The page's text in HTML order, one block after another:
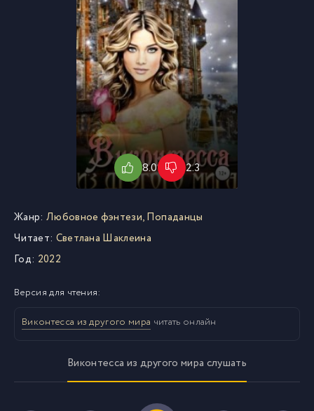
8.0 2.3
Жанр: Любовное фэнтези,Попаданцы
Читает: Светлана Шаклеина
Год: 2022
Версия для чтения:
Виконтесса из другого мира читать онлайн
Виконтесса из другого мира слушать